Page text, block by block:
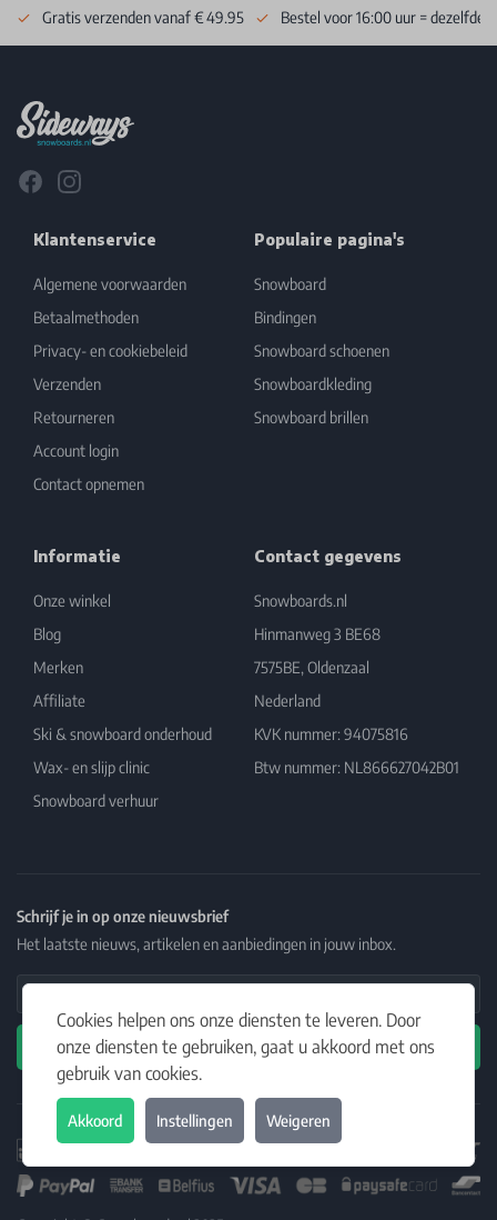
Cookies helpen ons onze diensten te leveren. Door
onze diensten te gebruiken, gaat u akkoord met ons
gebruik van cookies.
Akkoord Instellingen Weigeren
Gratis verzenden vanaf € 49.95 Bestel voor 16:00 uur = dezelfde
FacebookInstagram
Klantenservice
Algemene voorwaarden
Betaalmethoden
Privacy- en cookiebeleid
Verzenden
Retourneren
Account login
Contact opnemen
Populaire pagina's
Snowboard
Bindingen
Snowboard schoenen
Snowboardkleding
Snowboard brillen
Informatie
Onze winkel
Blog
Merken
Affiliate
Ski & snowboard onderhoud
Wax- en slijp clinic
Snowboard verhuur
Contact gegevens
Snowboards.nl
Hinmanweg 3 BE68
7575BE, Oldenzaal
Nederland
KVK nummer: 94075816
Btw nummer: NL866627042B01
Schrijf je in op onze nieuwsbrief
Het laatste nieuws, artikelen en aanbiedingen in jouw inbox.
Email Address
Abonneren